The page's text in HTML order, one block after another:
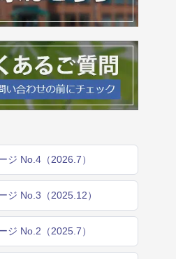
ジ No.4（2026.7）
ジ No.3（2025.12）
ジ No.2（2025.7）